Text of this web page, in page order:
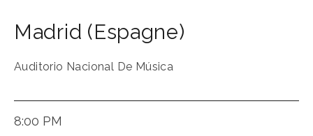
Madrid (Espagne)
Auditorio Nacional De Música
8:00 PM